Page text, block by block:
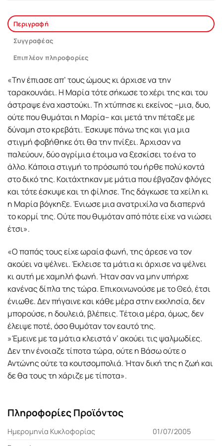
Περιγραφή
Συγγραφέας
Επιπλέον πληροφορίες
«Την έπιασε απ’ τους ώμους κι άρχισε να την
ταρακουνάει. Η Μαρία τότε σήκωσε το χέρι της και του
άστραψε ένα χαστούκι. Τη χτύπησε κι εκείνος –μια, δυο,
ούτε που θυμάται η Μαρία– και μετά την πέταξε με
δύναμη στο κρεβάτι. Έσκυψε πάνω της και για μια
στιγμή φοβήθηκε ότι θα την πνίξει. Άρχισαν να
παλεύουν, δύο αγρίμια έτοιμα να ξεσκίσει το ένα το
άλλο. Κάποια στιγμή το πρόσωπό του ήρθε πολύ κοντά
στο δικό της. Κοιτάχτηκαν με μάτια που έβγαζαν φλόγες
και τότε έσκυψε και τη φίλησε. Της δάγκωσε τα χείλη κι
η Μαρία βόγκηξε. Ένιωσε μια ανατριχίλα να διαπερνά
το κορμί της. Oύτε που θυμόταν από πότε είχε να νιώσει
έτσι».
«Ο παπάς τους είχε ωραία φωνή, της άρεσε να τον
ακούει να ψέλνει. Έκλεισε τα μάτια κι άρχισε να ψέλνει
κι αυτή με χαμηλή φωνή. Ήταν σαν να μην υπήρχε
κανένας δίπλα της τώρα. Επικοινωνούσε με το Θεό, έτσι
ένιωθε. Δεν πήγαινε και κάθε μέρα στην εκκλησία, δεν
μπορούσε, η δουλειά, βλέπεις. Τέτοια μέρα, όμως, δεν
έλειψε ποτέ, όσο θυμόταν τον εαυτό της.
»Έμεινε με τα μάτια κλειστά ν’ ακούει τις ψαλμωδίες.
Δεν την ένοιαζε τίποτα τώρα, ούτε η Βάσω ούτε ο
Αντώνης ούτε τα κουτσομπολιά. Ήταν δική της η ζωή και
δε θα τους τη χάριζε με τίποτα».
Πληροφορίες Προϊόντος
Ημερομηνία Κυκλοφορίας
01/07/2005